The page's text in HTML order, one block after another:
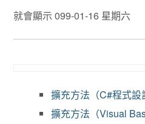
就會顯示 099-01-16 星期六
擴充方法（C#程式設
擴充方法（Visual